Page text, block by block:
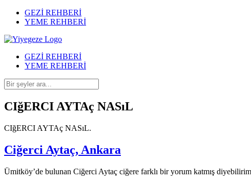
GEZİ REHBERİ
YEME REHBERİ
GEZİ REHBERİ
YEME REHBERİ
CIğERCI AYTAç NASıL
CIğERCI AYTAç NASıL.
Ciğerci Aytaç, Ankara
Ümitköy’de bulunan Ciğerci Aytaç ciğere farklı bir yorum katmış